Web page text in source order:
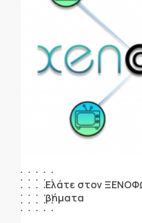
Ελάτε στον
βήματα